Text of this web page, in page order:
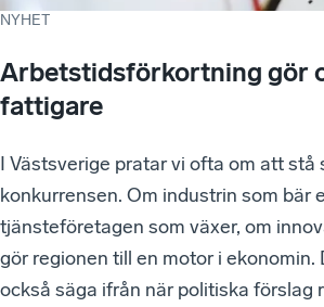
NYHET
Arbetstidsförkortning gör
fattigare
I Västsverige pratar vi ofta om att stå
konkurrensen. Om industrin som bär
tjänsteföretagen som växer, om
gör regionen till en motor i ekonomin.
också säga ifrån när politiska förslag